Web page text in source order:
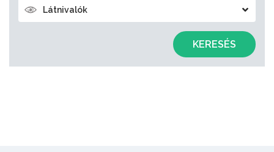
Látnivalók
KERESÉS